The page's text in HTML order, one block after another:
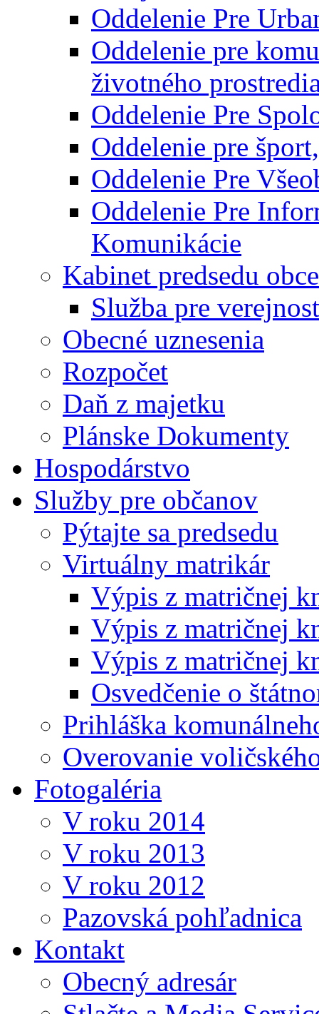
Oddelenie Pre
Oddelenie pre
životného
Oddelenie Pre
Oddelenie pre
Oddelenie Pre
Oddelenie Pre
Komunikácie
Kabinet predsedu obce
Služba pre
Obecné uznesenia
Rozpočet
Daň z majetku
Plánske Dokumenty
Hospodárstvo
Služby pre občanov
Pýtajte sa predsedu
Virtuálny matrikár
Výpis z matričnej
Výpis z matričnej
Výpis z matričnej
Osvedčenie o
Prihláška
Overovanie
Fotogaléria
V roku 2014
V roku 2013
V roku 2012
Pazovská pohľadnica
Kontakt
Obecný adresár